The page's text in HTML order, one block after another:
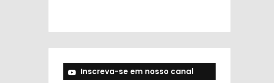
Inscreva-se em nosso canal